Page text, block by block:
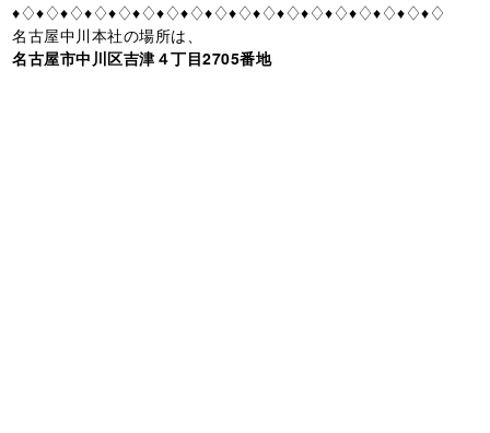
♦♢♦♢♦♢♦♢♦♢♦♢♦♢♦♢♦♢♦♢♦♢♦♢♦♢♦♢♦♢♦♢♦♢♦♢
名古屋中川本社の場所は、
名古屋市中川区吉津４丁目2705番地